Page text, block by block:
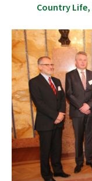
Country Life,